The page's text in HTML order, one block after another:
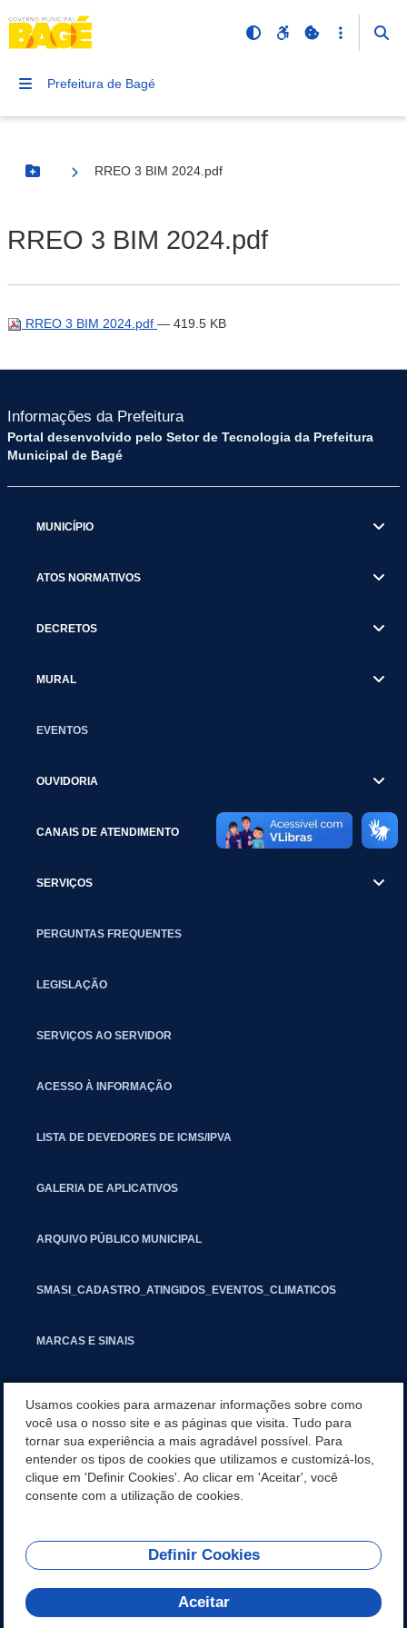
Prefeitura de Bagé
Botão Menu
RREO 3 BIM 2024.pdf
RREO 3 BIM 2024.pdf
RREO 3 BIM 2024.pdf — 419.5 KB
Informações da Prefeitura
Portal desenvolvido pelo Setor de Tecnologia da Prefeitura
Municipal de Bagé
MUNICÍPIO
ATOS NORMATIVOS
DECRETOS
MURAL
EVENTOS
OUVIDORIA
CANAIS DE ATENDIMENTO
SERVIÇOS
PERGUNTAS FREQUENTES
LEGISLAÇÃO
SERVIÇOS AO SERVIDOR
ACESSO À INFORMAÇÃO
LISTA DE DEVEDORES DE ICMS/IPVA
GALERIA DE APLICATIVOS
ARQUIVO PÚBLICO MUNICIPAL
SMASI_CADASTRO_ATINGIDOS_EVENTOS_CLIMATICOS
MARCAS E SINAIS
SEGUNDA VIA IPTU
GESTAO FISCAL
REDES SOCIAIS
Usamos cookies para armazenar informações sobre como
você usa o nosso site e as páginas que visita. Tudo para
tornar sua experiência a mais agradável possível. Para
entender os tipos de cookies que utilizamos e customizá-los,
clique em 'Definir Cookies'. Ao clicar em 'Aceitar', você
consente com a utilização de cookies.
Definir Cookies
Aceitar